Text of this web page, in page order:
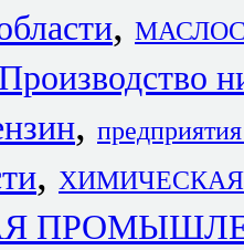
,
Производство
,
, ХИМИЧЕСКАЯ